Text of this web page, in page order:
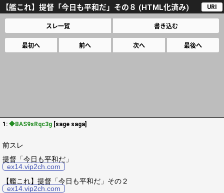
【艦これ】提督「今日も平和だ」その８ (HTML化済み) URI
スレ一覧 書き込む
最初へ 前へ 次へ 最後へ
1: ◆BAS9sRqc3g [sage saga]
前スレ
提督「今日も平和だ」
ex14.vip2ch.com
【艦これ】提督「今日も平和だ」その２
ex14.vip2ch.com